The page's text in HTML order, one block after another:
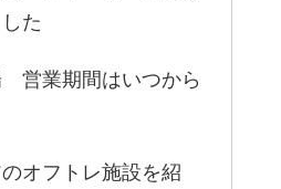
た
営業期間はいつから
オフトレ施設を紹